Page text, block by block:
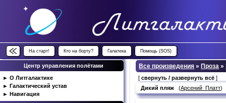
На старт! Кто на борту? Галатека Помощь (SOS)
Центр управления полётами
► О Литгалактике
► Галактический устав
► Навигация
Все произведения » Проза »
[свернуть / развернуть всё ]
Дикий пляж (Арсений_Платт